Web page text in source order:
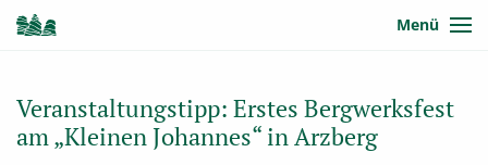
Menü
Veranstaltungstipp: Erstes Bergwerksfest
am „Kleinen Johannes“ in Arzberg